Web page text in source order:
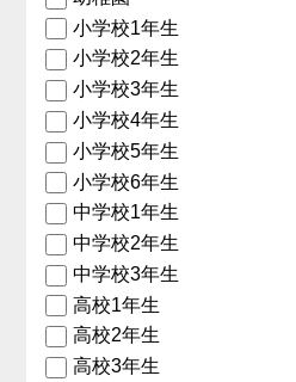
小学校1年生
小学校2年生
小学校3年生
小学校4年生
小学校5年生
小学校6年生
中学校1年生
中学校2年生
中学校3年生
高校1年生
高校2年生
高校3年生